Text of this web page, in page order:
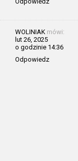
WOLINIAK mówi:
lut 26, 2025
o godzinie 14:36
Odpowiedz